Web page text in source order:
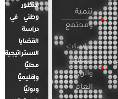
تنمية
ومجتمع
دراسات
الإعلام
والرأي
العام
منظور
وطني في
دراسة
القضايا
الاستراتيجية
محليًا
وإقليميًا
ودوليًا